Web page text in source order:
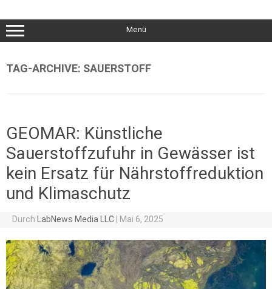
Menü
TAG-ARCHIVE: SAUERSTOFF
GEOMAR: Künstliche
Sauerstoffzufuhr in Gewässer ist
kein Ersatz für Nährstoffreduktion
und Klimaschutz
Durch LabNews Media LLC Mai 6, 2025